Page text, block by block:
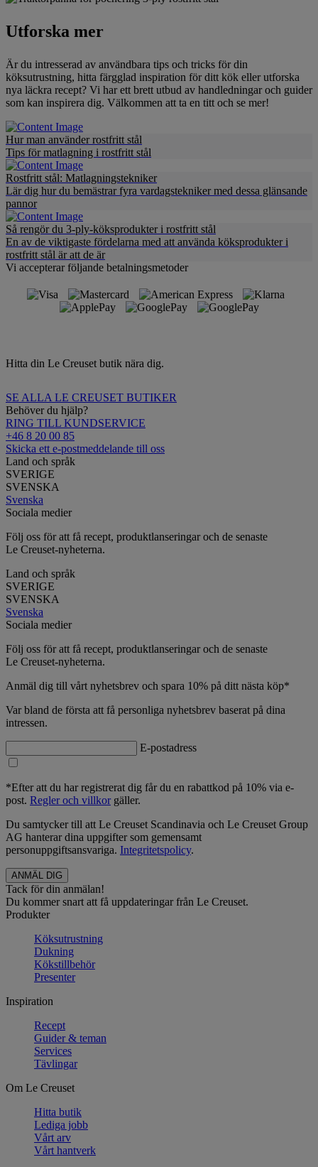
Utforska mer
Är du intresserad av användbara tips och tricks för din
köksutrustning, hitta färgglad inspiration för ditt kök eller utforska
nya läckra recept? Vi har ett brett utbud av handledningar och guider
som kan inspirera dig. Välkommen att ta en titt och se mer!
Hur man använder rostfritt stål
Tips för matlagning i rostfritt stål
Rostfritt stål: Matlagningstekniker
Lär dig hur du bemästrar fyra vardagstekniker med dessa glänsande
pannor
Så rengör du 3-ply-köksprodukter i rostfritt stål
En av de viktigaste fördelarna med att använda köksprodukter i
rostfritt stål är att de är
Vi accepterar följande betalningsmetoder
Hitta din Le Creuset butik nära dig.
SE ALLA LE CREUSET BUTIKER
Behöver du hjälp?
RING TILL KUNDSERVICE
+46 8 20 00 85
Skicka ett e-postmeddelande till oss
Land och språk
SVERIGE
SVENSKA
Svenska
Sociala medier
Följ oss för att få recept, produktlanseringar och de senaste
Le Creuset-nyheterna.
Land och språk
SVERIGE
SVENSKA
Svenska
Sociala medier
Följ oss för att få recept, produktlanseringar och de senaste
Le Creuset-nyheterna.
Anmäl dig till vårt nyhetsbrev och spara 10% på ditt nästa köp*
Var bland de första att få personliga nyhetsbrev baserat på dina
intressen.
E-postadress
*Efter att du har registrerat dig får du en rabattkod på 10% via e-
post. Regler och villkorgäller.
Du samtycker till att Le Creuset Scandinavia och Le Creuset Group
AG hanterar dina uppgifter som gemensamt
personuppgiftsansvariga. Integritetspolicy.
Tack för din anmälan!
Du kommer snart att få uppdateringar från Le Creuset.
Produkter
Köksutrustning
Dukning
Kökstillbehör
Presenter
Inspiration
Recept
Guider & teman
Services
Tävlingar
Om Le Creuset
Hitta butik
Lediga jobb
Vårt arv
Vårt hantverk